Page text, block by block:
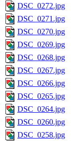
DSC_0272.jpg
DSC_0271.jpg
DSC_0270.jpg
DSC_0269.jpg
DSC_0268.jpg
DSC_0267.jpg
DSC_0266.jpg
DSC_0265.jpg
DSC_0264.jpg
DSC_0260.jpg
DSC_0258.jpg